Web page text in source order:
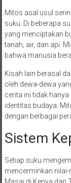
Mitos asal usul
suku. Di beberapa
yang menciptakan
tanah, air, dan api.
bahwa manusia
Kisah lain berasal
oleh dewa-dewa
cerita ini tidak
identitas budaya.
dengan berbagai
Sistem
Setiap suku
mencerminkan